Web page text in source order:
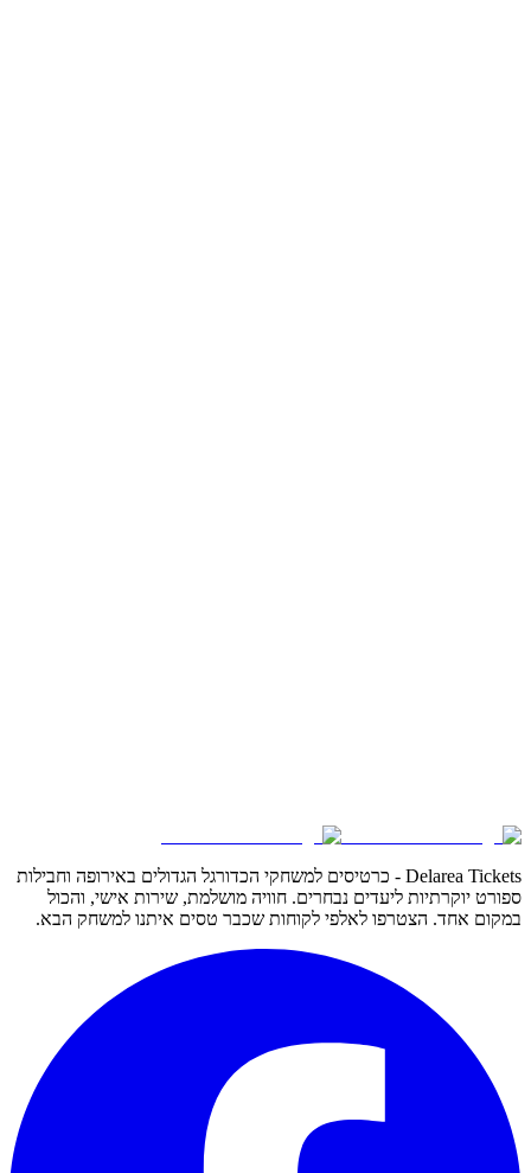
Delarea Tickets - כרטיסים למשחקי הכדורגל הגדולים באירופה וחבילות
ספורט יוקרתיות ליעדים נבחרים. חוויה מושלמת, שירות אישי, והכול
במקום אחד. הצטרפו לאלפי לקוחות שכבר טסים איתנו למשחק הבא.